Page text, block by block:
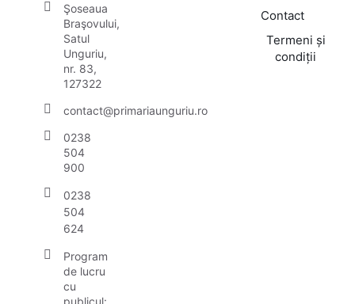
Şoseaua
Braşovului,
Satul
Unguriu,
nr. 83,
127322
contact@primariaunguriu.ro
0238
504
900
0238
504
624
Program
de lucru
cu
publicul:
Contact
Termeni și
condiții